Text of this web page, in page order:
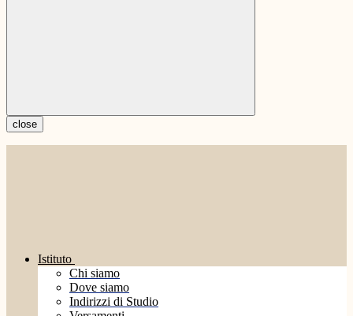
close
Istituto
Chi siamo
Dove siamo
Indirizzi di Studio